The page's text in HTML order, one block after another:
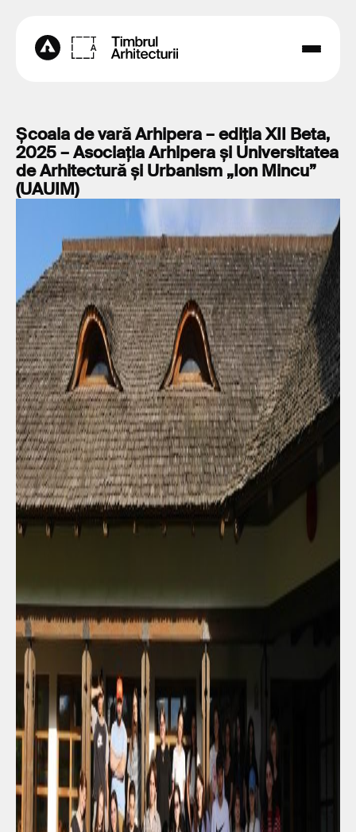
Școala de vară Arhipera – ediția XII Beta,
2025 – Asociația Arhipera și Universitatea
de Arhitectură și Urbanism „Ion Mincu”
(UAUIM)